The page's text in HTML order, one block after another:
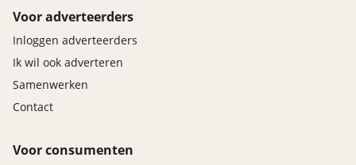
Voor adverteerders
Inloggen adverteerders
Ik wil ook adverteren
Samenwerken
Contact
Voor consumenten